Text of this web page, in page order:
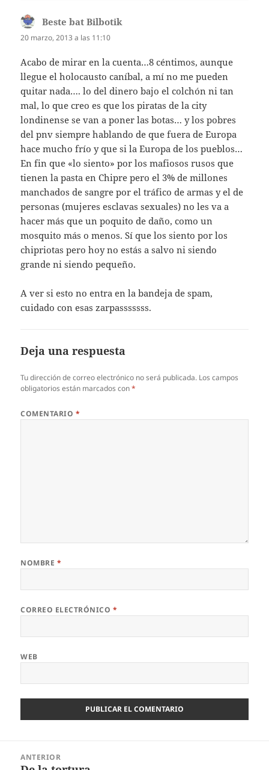
Beste bat Bilbotik
20 marzo, 2013 a las 11:10
Acabo de mirar en la cuenta…8 céntimos, aunque
llegue el holocausto caníbal, a mí no me pueden
quitar nada…. lo del dinero bajo el colchón ni tan
mal, lo que creo es que los piratas de la city
londinense se van a poner las botas… y los pobres
del pnv siempre hablando de que fuera de Europa
hace mucho frío y que si la Europa de los pueblos…
En fin que «lo siento» por los mafiosos rusos que
tienen la pasta en Chipre pero el 3% de millones
manchados de sangre por el tráfico de armas y el de
personas (mujeres esclavas sexuales) no les va a
hacer más que un poquito de daño, como un
mosquito más o menos. Sí que los siento por los
chipriotas pero hoy no estás a salvo ni siendo
grande ni siendo pequeño.
A ver si esto no entra en la bandeja de spam,
cuidado con esas zarpasssssss.
Deja una respuesta
Tu dirección de correo electrónico no será publicada. Los campos
obligatorios están marcados con*
COMENTARIO *
NOMBRE *
CORREO ELECTRÓNICO *
WEB
ANTERIOR